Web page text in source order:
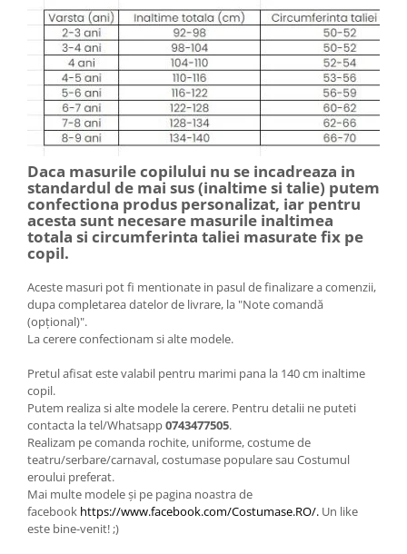
Daca masurile copilului nu se incadreaza in
standardul de mai sus (inaltime si talie) putem
confectiona produs personalizat, iar pentru
acesta sunt necesare masurile inaltimea
totala si circumferinta taliei masurate fix pe
copil.
Aceste masuri pot fi mentionate in pasul de finalizare a comenzii,
dupa completarea datelor de livrare, la "Note comandă
(opțional)".
La cerere confectionam si alte modele.
Pretul afisat este valabil pentru marimi pana la 140 cm inaltime
copil.
Putem realiza si alte modele la cerere. Pentru detalii ne puteti
contacta la tel/Whatsapp0743477505.
Realizam pe comanda rochite, uniforme, costume de
teatru/serbare/carnaval, costumase populare sau Costumul
eroului preferat.
Mai multe modele și pe pagina noastra de
facebook https://www.facebook.com/Costumase.RO/. Un like
este bine-venit! ;)